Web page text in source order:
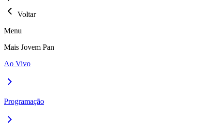
Voltar
Menu
Mais Jovem Pan
Ao Vivo
Programação